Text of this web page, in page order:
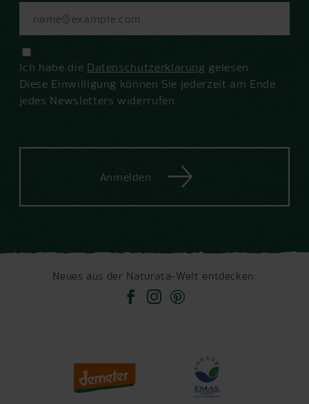
Ich habe die Datenschutzerklärung gelesen.
Diese Einwilligung können Sie jederzeit am Ende
jedes Newsletters widerrufen.
Anmelden
Neues aus der Naturata-Welt entdecken: